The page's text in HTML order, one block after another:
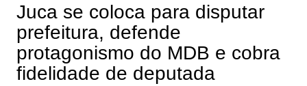
Juca se coloca para disputar
prefeitura, defende
protagonismo do MDB e cobra
fidelidade de deputada